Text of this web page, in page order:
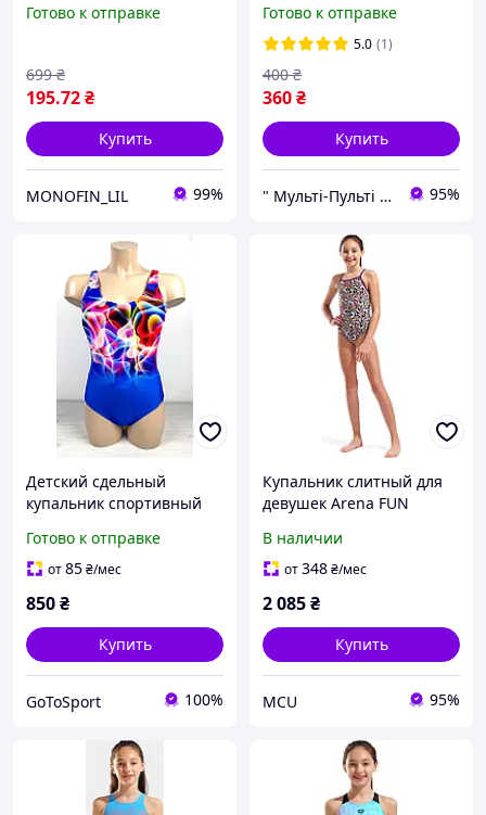
Готово к отправке
195.72₴
699 ₴
Купить
MONOFIN_LIL 99%
152-158
Готово к отправке
5.0 (1)
360₴
400 ₴
Купить
" Мульті-Пульті " Дитячий одяг, взуття та іграшки! 95%
Детский сдельный
купальник спортивный
для девочек закрытый
RL2207 синий голубой
Готово к отправке
от85₴/мес
850₴
Купить
GoToSport 100%
Купальник слитный для
девушек Arena FUN
LIGHTDROP мультиколор
детский 164 см
В наличии
от348₴/мес
2 085₴
Купить
MCU 95%